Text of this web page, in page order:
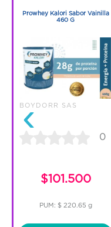
‹
Prowhey Kalori Sabor Vainilla
460 G
BOYDORR SAS
0
$101.500
PUM: $ 220.65 g